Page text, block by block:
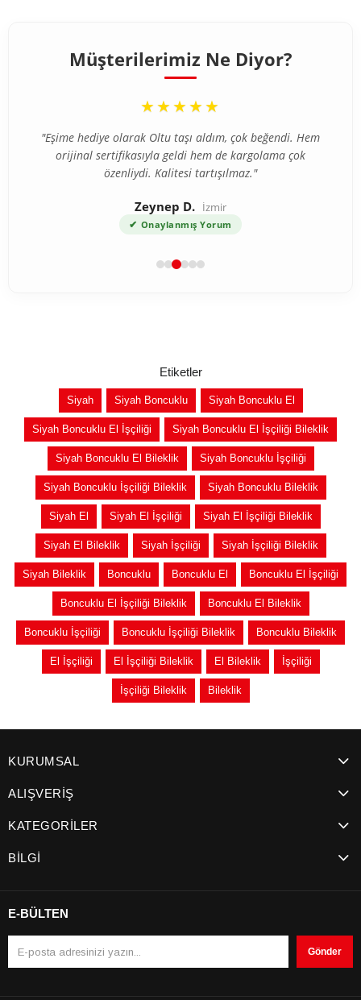
Müşterilerimiz Ne Diyor?
“
★★★★★
"Eşime hediye olarak Oltu taşı aldım, çok beğendi. Hem
orijinal sertifikasıyla geldi hem de kargolama çok
özenliydi. Kalitesi tartışılmaz."
Zeynep D. İzmir
✔ Onaylanmış Yorum
Etiketler
Siyah Siyah Boncuklu Siyah Boncuklu El
Siyah Boncuklu El İşçiliği Siyah Boncuklu El İşçiliği Bileklik
Siyah Boncuklu El Bileklik Siyah Boncuklu İşçiliği
Siyah Boncuklu İşçiliği Bileklik Siyah Boncuklu Bileklik
Siyah El Siyah El İşçiliği Siyah El İşçiliği Bileklik
Siyah El Bileklik Siyah İşçiliği Siyah İşçiliği Bileklik
Siyah Bileklik Boncuklu Boncuklu El Boncuklu El İşçiliği
Boncuklu El İşçiliği Bileklik Boncuklu El Bileklik
Boncuklu İşçiliği Boncuklu İşçiliği Bileklik Boncuklu Bileklik
El İşçiliği El İşçiliği Bileklik El Bileklik İşçiliği
İşçiliği Bileklik Bileklik
KURUMSAL
ALIŞVERİŞ
KATEGORİLER
BİLGİ
E-BÜLTEN
Gönder